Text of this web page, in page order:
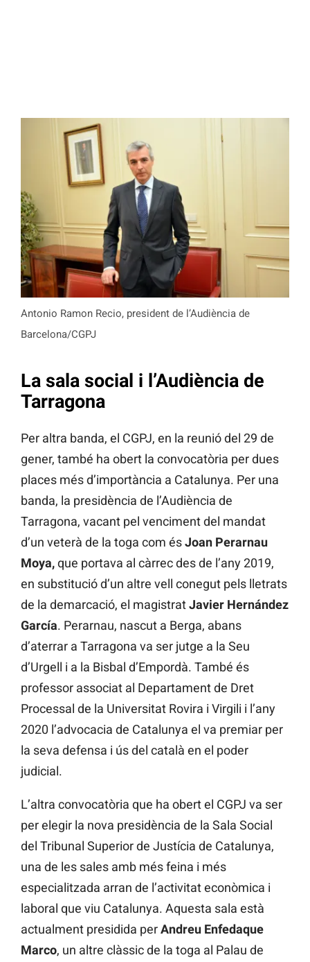
Antonio Ramon Recio, president de l’Audiència de
Barcelona/CGPJ
La sala social i l’Audiència de
Tarragona
Per altra banda, el CGPJ, en la reunió del 29 de
gener, també ha obert la convocatòria per dues
places més d’importància a Catalunya. Per una
banda, la presidència de l’Audiència de
Tarragona, vacant pel venciment del mandat
d’un veterà de la toga com ésJoan Perarnau
Moya,que portava al càrrec des de l’any 2019,
en substitució d’un altre vell conegut pels lletrats
de la demarcació, el magistratJavier Hernández
García. Perarnau, nascut a Berga, abans
d’aterrar a Tarragona va ser jutge a la Seu
d’Urgell i a la Bisbal d’Empordà. També és
professor associat al Departament de Dret
Processal de la Universitat Rovira i Virgili i l’any
2020 l’advocacia de Catalunya el va premiar per
la seva defensa i ús del català en el poder
judicial.
L’altra convocatòria que ha obert el CGPJ va ser
per elegir la nova presidència de la Sala Social
del Tribunal Superior de Justícia de Catalunya,
una de les sales amb més feina i més
especialitzada arran de l’activitat econòmica i
laboral que viu Catalunya. Aquesta sala està
actualment presidida perAndreu Enfedaque
Marco, un altre clàssic de la toga al Palau de